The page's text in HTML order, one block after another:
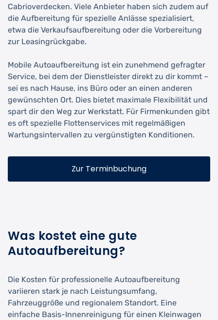
Cabrioverdecken. Viele Anbieter haben sich zudem auf
die Aufbereitung für spezielle Anlässe spezialisiert,
etwa die Verkaufsaufbereitung oder die Vorbereitung
zur Leasingrückgabe.
Mobile Autoaufbereitung ist ein zunehmend gefragter
Service, bei dem der Dienstleister direkt zu dir kommt –
sei es nach Hause, ins Büro oder an einen anderen
gewünschten Ort. Dies bietet maximale Flexibilität und
spart dir den Weg zur Werkstatt. Für Firmenkunden gibt
es oft spezielle Flottenservices mit regelmäßigen
Wartungsintervallen zu vergünstigten Konditionen.
Zur Terminbuchung
Was kostet eine gute
Autoaufbereitung?
Die Kosten für professionelle Autoaufbereitung
variieren stark je nach Leistungsumfang,
Fahrzeuggröße und regionalem Standort. Eine
einfache Basis-Innenreinigung für einen Kleinwagen